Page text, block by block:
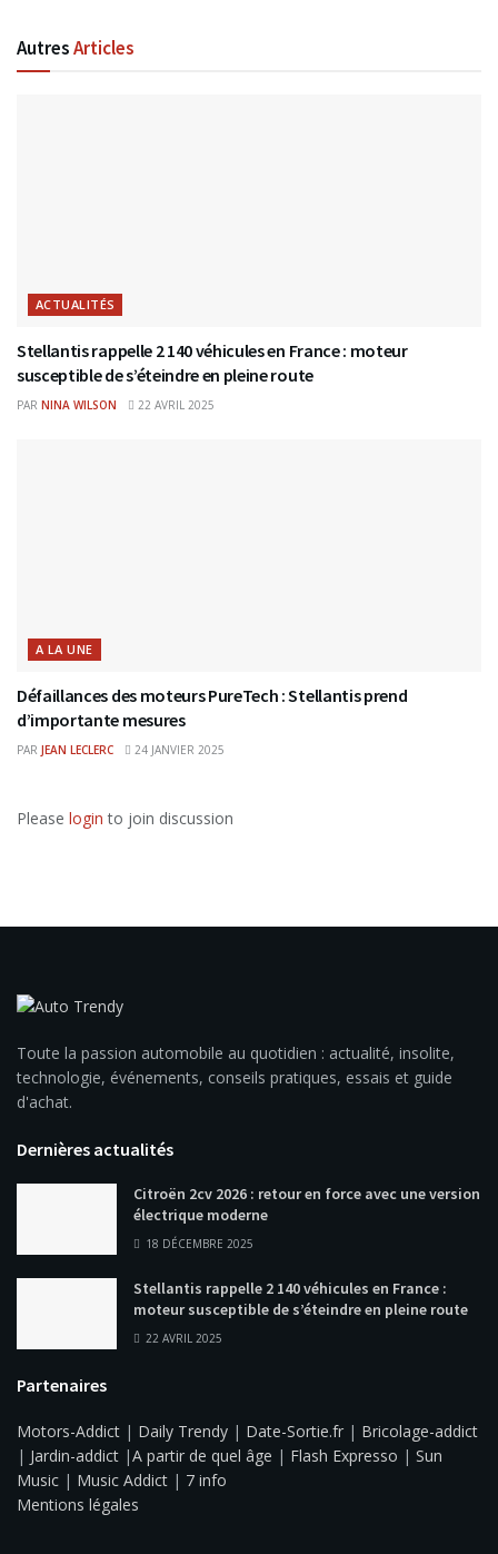
AutresArticles
ACTUALITÉS
Stellantis rappelle 2 140 véhicules en France : moteur
susceptible de s’éteindre en pleine route
PAR NINA WILSON 22 AVRIL 2025
A LA UNE
Défaillances des moteurs PureTech : Stellantis prend
d’importante mesures
PAR JEAN LECLERC 24 JANVIER 2025
Please login to join discussion
Toute la passion automobile au quotidien : actualité, insolite,
technologie, événements, conseils pratiques, essais et guide
d'achat.
Dernières actualités
Citroën 2cv 2026 : retour en force avec une version
électrique moderne
18 DÉCEMBRE 2025
Stellantis rappelle 2 140 véhicules en France :
moteur susceptible de s’éteindre en pleine route
22 AVRIL 2025
Partenaires
Motors-Addict | Daily Trendy | Date-Sortie.fr | Bricolage-addict
| Jardin-addict |A partir de quel âge | Flash Expresso | Sun
Music | Music Addict | 7 info
Mentions légales